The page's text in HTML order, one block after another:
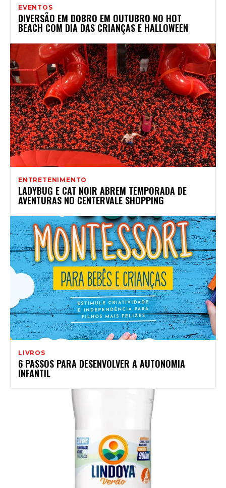
EVENTOS
DIVERSÃO EM DOBRO EM OUTUBRO NO HOT
BEACH COM DIA DAS CRIANÇAS E HALLOWEEN
ENTRETENIMENTO
LADYBUG E CAT NOIR ABREM TEMPORADA DE
AVENTURAS NO CENTERVALE SHOPPING
LIVROS
6 PASSOS PARA DESENVOLVER A AUTONOMIA
INFANTIL